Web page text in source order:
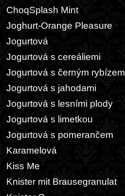
ChoqSplash Mint
Joghurt-Orange Pleasure
Jogurtová
Jogurtová s cereáliemi
Jogurtová s černým rybízem
Jogurtová s jahodami
Jogurtová s lesními plody
Jogurtová s limetkou
Jogurtová s pomerančem
Karamelová
Kiss Me
Knister mit Brausegranulat